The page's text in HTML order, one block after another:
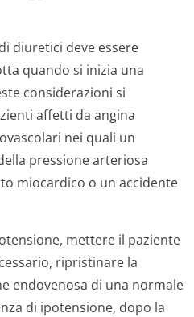
diuretici deve essere
quando si inizia una
considerazioni si
affetti da angina
nei quali un
pressione arteriosa
miocardico o un accidente
mettere il paziente
ripristinare la
endovenosa di una normale
di ipotensione, dopo la